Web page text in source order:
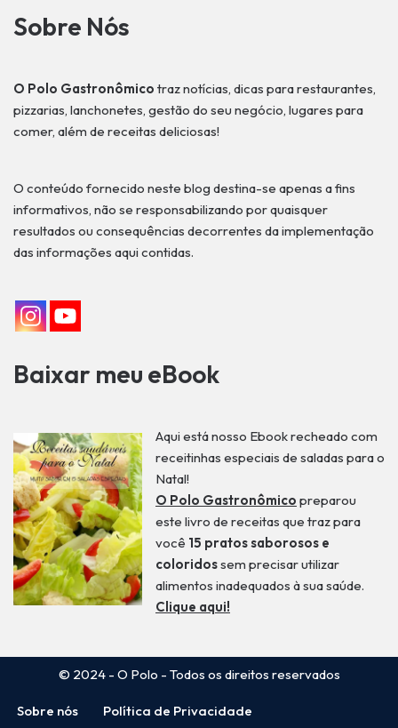
Sobre Nós
O Polo Gastronômico traz notícias, dicas para restaurantes,
pizzarias, lanchonetes, gestão do seu negócio, lugares para
comer, além de receitas deliciosas!
O conteúdo fornecido neste blog destina-se apenas a fins
informativos, não se responsabilizando por quaisquer
resultados ou consequências decorrentes da implementação
das informações aqui contidas.
Baixar meu eBook
Aqui está nosso Ebook recheado com
receitinhas especiais de saladas para o
Natal!
O Polo Gastronômico preparou
este livro de receitas que traz para
você 15 pratos saborosos e
coloridossem precisar utilizar
alimentos inadequados à sua saúde.
Clique aqui!
© 2024 - O Polo - Todos os direitos reservados
Sobre nós
Política de Privacidade